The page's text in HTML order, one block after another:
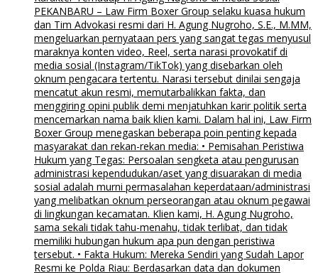
PEKANBARU – Law Firm Boxer Group selaku kuasa hukum
dan Tim Advokasi resmi dari H. Agung Nugroho, S.E., M.MM,
mengeluarkan pernyataan pers yang sangat tegas menyusul
maraknya konten video, Reel, serta narasi provokatif di
media sosial (Instagram/TikTok) yang disebarkan oleh
oknum pengacara tertentu. Narasi tersebut dinilai sengaja
mencatut akun resmi, memutarbalikkan fakta, dan
menggiring opini publik demi menjatuhkan karir politik serta
mencemarkan nama baik klien kami. Dalam hal ini, Law Firm
Boxer Group menegaskan beberapa poin penting kepada
masyarakat dan rekan-rekan media: • Pemisahan Peristiwa
Hukum yang Tegas: Persoalan sengketa atau pengurusan
administrasi kependudukan/aset yang disuarakan di media
sosial adalah murni permasalahan keperdataan/administrasi
yang melibatkan oknum perseorangan atau oknum pegawai
di lingkungan kecamatan. Klien kami, H. Agung Nugroho,
sama sekali tidak tahu-menahu, tidak terlibat, dan tidak
memiliki hubungan hukum apa pun dengan peristiwa
tersebut. • Fakta Hukum: Mereka Sendiri yang Sudah Lapor
Resmi ke Polda Riau: Berdasarkan data dan dokumen